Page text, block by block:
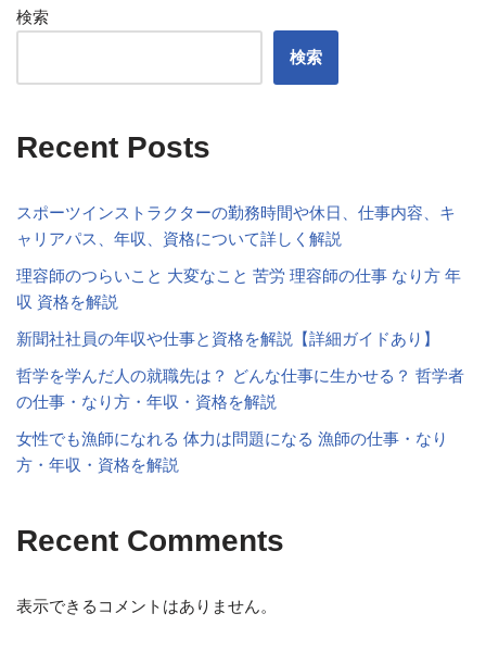
検索
検索
Recent Posts
スポーツインストラクターの勤務時間や休日、仕事内容、キ
ャリアパス、年収、資格について詳しく解説
理容師のつらいこと 大変なこと 苦労 理容師の仕事 なり方 年
収 資格を解説
新聞社社員の年収や仕事と資格を解説【詳細ガイドあり】
哲学を学んだ人の就職先は？ どんな仕事に生かせる？ 哲学者
の仕事・なり方・年収・資格を解説
女性でも漁師になれる 体力は問題になる 漁師の仕事・なり
方・年収・資格を解説
Recent Comments
表示できるコメントはありません。